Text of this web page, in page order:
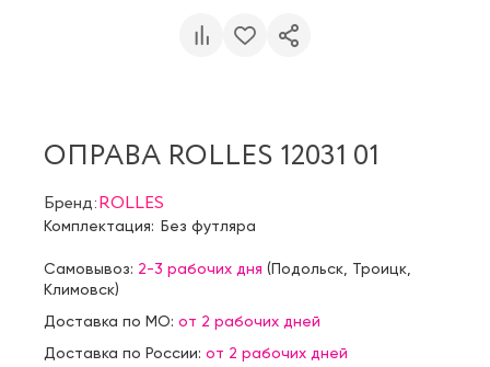
ОПРАВА ROLLES 12031 01
Бренд:ROLLES
Комплектация: Без футляра
Самовывоз: 2-3 рабочих дня (Подольск Троицк
Климовск)
Доставка по МО: от 2 рабочих дней
Доставка по России: от 2 рабочих дней